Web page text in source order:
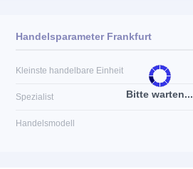
Bitte warten...
Handelsparameter Frankfurt
Kleinste handelbare Einheit
Spezialist
Handelsmodell